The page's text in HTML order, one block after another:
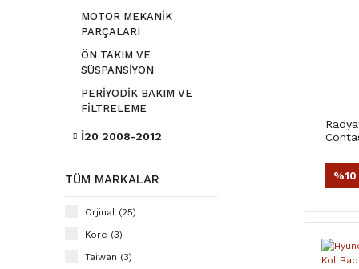
MOTOR MEKANİK
PARÇALARI
ÖN TAKIM VE
SÜSPANSİYON
PERİYODİK BAKIM VE
FİLTRELEME
İ20 2008-2012
TÜM MARKALAR
Orjinal (25)
Kore (3)
Taiwan (3)
%10